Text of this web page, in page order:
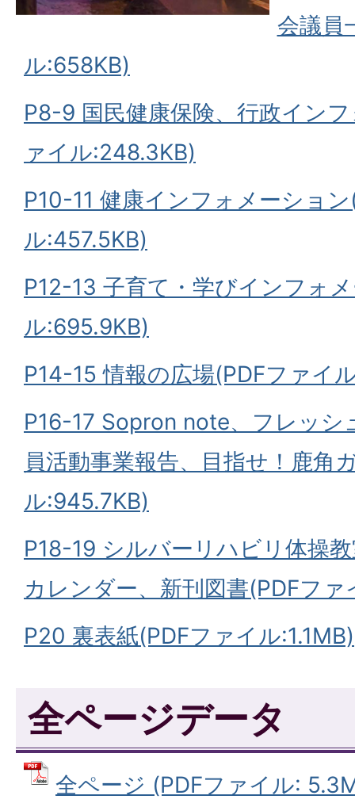
会議員
ル:658KB)
P8-9 国民健康保険、行政イン
ァイル:248.3KB)
P10-11 健康インフォメーショ
ル:457.5KB)
P12-13 子育て・学びインフォ
ル:695.9KB)
P14-15 情報の広場(PDFファイ
P16-17 Sopron note、フレッシ
員活動事業報告、目指せ！鹿角
ル:945.7KB)
P18-19 シルバーリハビリ体操
カレンダー、新刊図書(PDFフ
P20 裏表紙(PDFファイル:1.1MB)
全ページデータ
全ページ (PDFファイル: